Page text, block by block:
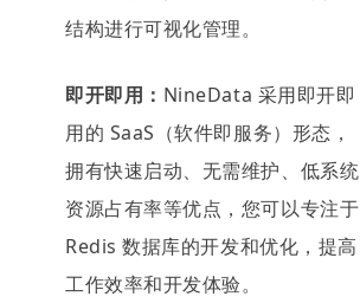
结构进行可视化管理。
即开即用： NineData 采用即开即
用的 SaaS（软件即服务）形态，
拥有快速启动、无需维护、低系统
资源占有率等优点，您可以专注于
Redis 数据库的开发和优化，提高
工作效率和开发体验。